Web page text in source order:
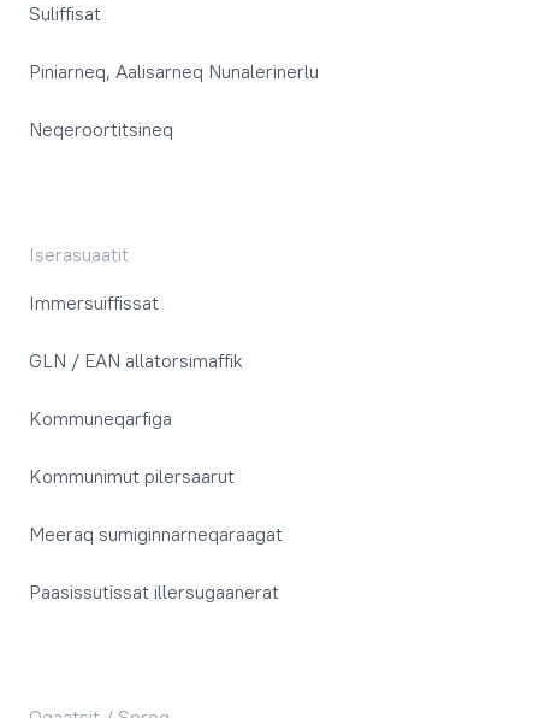
Suliffisat
Piniarneq, Aalisarneq Nunalerinerlu
Neqeroortitsineq
Iserasuaatit
Immersuiffissat
GLN / EAN allatorsimaffik
Kommuneqarfiga
Kommunimut pilersaarut
Meeraq sumiginnarneqaraagat
Paasissutissat illersugaanerat